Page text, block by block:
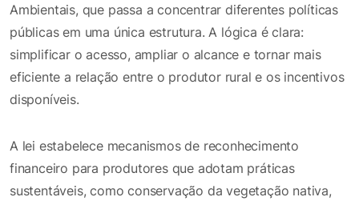
Ambientais, que passa a concentrar diferentes políticas
públicas em uma única estrutura. A lógica é clara:
simplificar o acesso, ampliar o alcance e tornar mais
eficiente a relação entre o produtor rural e os incentivos
disponíveis.
A lei estabelece mecanismos de reconhecimento
financeiro para produtores que adotam práticas
sustentáveis, como conservação da vegetação nativa,